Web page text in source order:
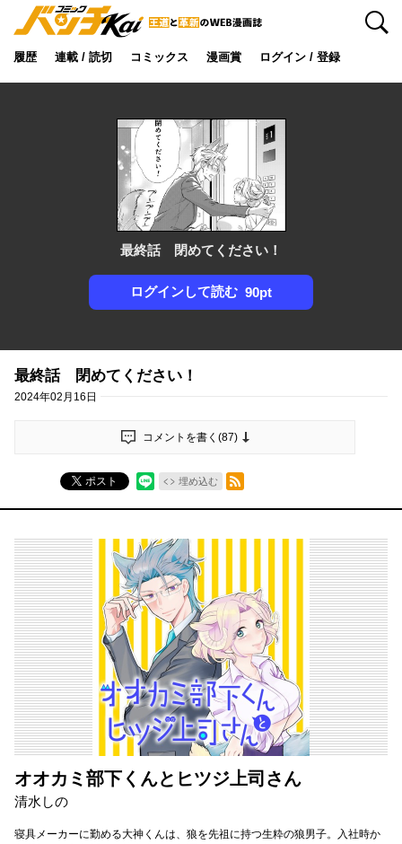
履歴 連載 / 読切 コミックス 漫画賞 ログイン / 登録
検索
最終話 閉めてください！
ログインして読む 90pt
最終話 閉めてください！
2024年02月16日
コメントを書く(87)
ポスト 埋め込む
RSSフィード
オオカミ部下くんとヒツジ上司さん
清水しの
寝具メーカーに勤める大神くんは、狼を先祖に持つ生粋の狼男子。入社時か